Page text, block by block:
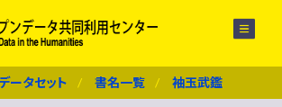
ータセット 書名一覧 袖玉武鑑